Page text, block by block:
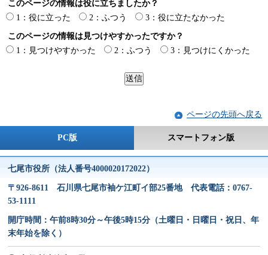
このページの情報は役に立ちましたか？
1：役に立った
2：ふつう 3：役に立たなかった
このページの情報は見つけやすかったですか？
1：見つけやすかった
2：ふつう 3：見つけにくかった
ページの先頭へ戻る
PC版 スマートフォン版
七尾市役所（法人番号4000020172022）
〒926-8611 石川県七尾市袖ケ江町イ部25番地 代表電話：0767-
53-1111
開庁時間：午前8時30分～午後5時15分（土曜日・日曜日・祝日、年
末年始を除く）